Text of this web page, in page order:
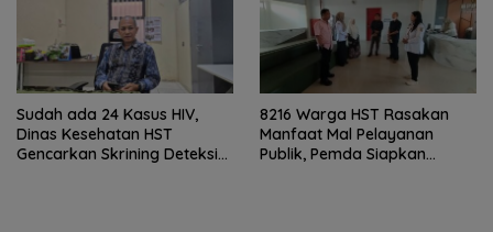
Sudah ada 24 Kasus HIV,
Dinas Kesehatan HST
Gencarkan Skrining Deteksi
8216 Warga HST Rasakan
Manfaat Mal Pelayanan
Publik, Pemda Siapkan